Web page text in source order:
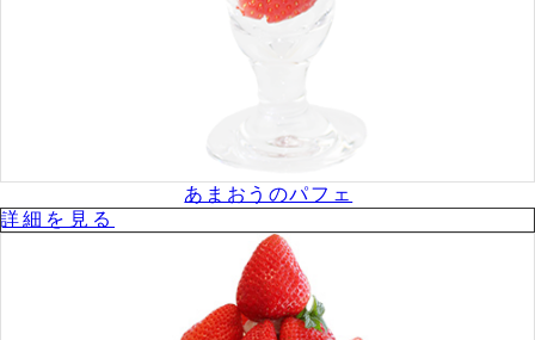
あまおうのパフェ
詳細を⾒る